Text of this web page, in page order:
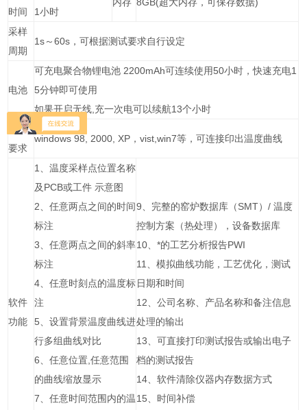
时间 1小时
采样
周期
1s～60s，可根据测试要求自行设定
电池
可充电聚合物锂电池 2200mAh可连续使用50小时，快速充电1
5分钟即可使用
如果开启无线,充一次电可以续航13个小时
电脑
要求
windows 98, 2000, XP，vist,win7等，可连接印出温度曲线
软件
功能
1、温度采样点位置名称
及PCB或工件 示意图
2、任意两点之间的时间
标注
3、任意两点之间的斜率
标注
4、任意时刻点的温度标
注
5、设置背景温度曲线进
行多组曲线对比
6、任意位置,任意范围
的曲线缩放显示
7、任意时间范围内的温
9、完整的窑炉数据库（SMT）/ 温度
控制方案（热处理），设备数据库
10、*的工艺分析报告PWI
11、模拟曲线功能，工艺优化，测试
日期和时间
12、公司名称、产品名称和备注信息
处理的输出
13、可直接打印测试报告或输出电子
档的测试报告
14、软件清除仪器内存数据方式
15、时间补偿